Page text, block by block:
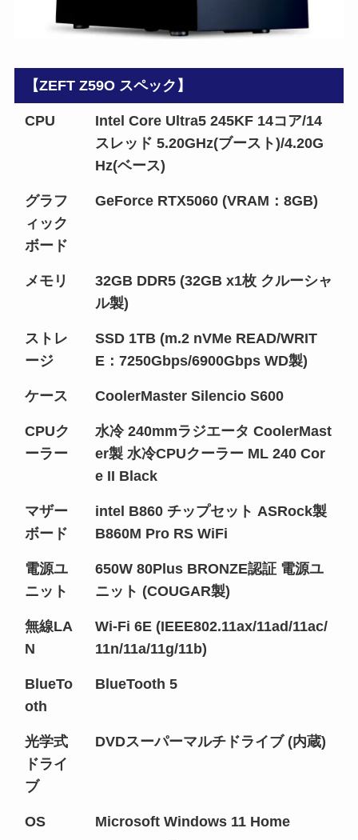
【ZEFT Z59O スペック】
CPU
Intel Core Ultra5 245KF 14コア/14
スレッド 5.20GHz(ブースト)/4.20G
Hz(ベース)
グラフ
ィック
ボード
GeForce RTX5060 (VRAM：8GB)
メモリ
32GB DDR5 (32GB x1枚 クルーシャ
ル製)
ストレ
ージ
SSD 1TB (m.2 nVMe READ/WRIT
E：7250Gbps/6900Gbps WD製)
ケース CoolerMaster Silencio S600
CPUク
ーラー
水冷 240mmラジエータ CoolerMast
er製 水冷CPUクーラー ML 240 Cor
e II Black
マザー
ボード
intel B860 チップセット ASRock製
B860M Pro RS WiFi
電源ユ
ニット
650W 80Plus BRONZE認証 電源ユ
ニット (COUGAR製)
無線LA
N
Wi-Fi 6E (IEEE802.11ax/11ad/11ac/
11n/11a/11g/11b)
BlueTo
oth
BlueTooth 5
光学式
ドライ
ブ
DVDスーパーマルチドライブ (内蔵)
OS Microsoft Windows 11 Home